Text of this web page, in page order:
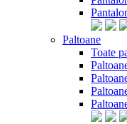
Paltoane
Toate